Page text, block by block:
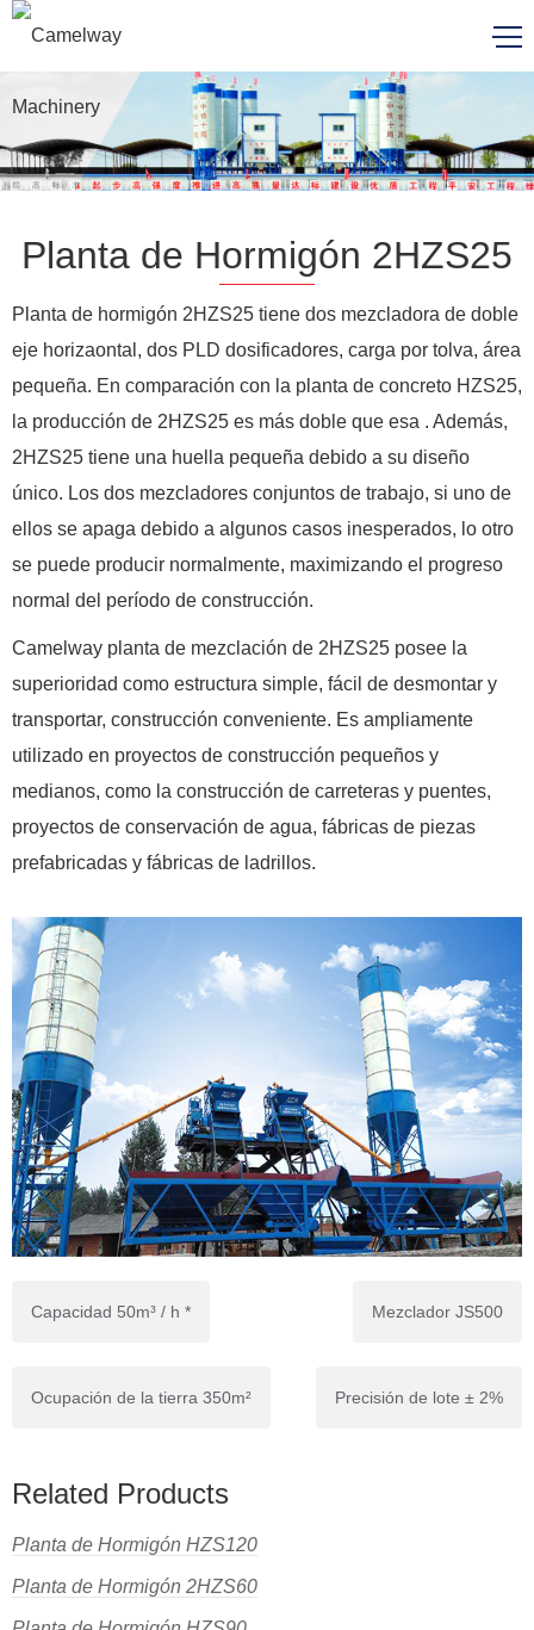
Planta de Hormigón 2HZS25
Planta de hormigón 2HZS25 tiene dos mezcladora de doble
eje horizaontal, dos PLD dosificadores, carga por tolva, área
pequeña. En comparación con la planta de concreto HZS25,
la producción de 2HZS25 es más doble que esa . Además,
2HZS25 tiene una huella pequeña debido a su diseño
único. Los dos mezcladores conjuntos de trabajo, si uno de
ellos se apaga debido a algunos casos inesperados, lo otro
se puede producir normalmente, maximizando el progreso
normal del período de construcción.
Camelway planta de mezclación de 2HZS25 posee la
superioridad como estructura simple, fácil de desmontar y
transportar, construcción conveniente. Es ampliamente
utilizado en proyectos de construcción pequeños y
medianos, como la construcción de carreteras y puentes,
proyectos de conservación de agua, fábricas de piezas
prefabricadas y fábricas de ladrillos.
Capacidad 50m³ / h * Mezclador JS500
Ocupación de la tierra 350m² Precisión de lote ± 2%
Related Products
Planta de Hormigón HZS120
Planta de Hormigón 2HZS60